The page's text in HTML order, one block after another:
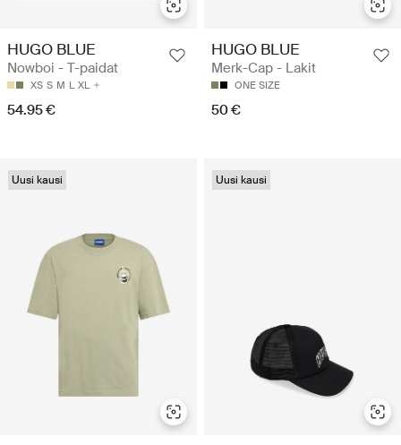
HUGO BLUE
Nowboi - T-paidat
XS S M L XL
54.95 €
HUGO BLUE
Merk-Cap - Lakit
ONE SIZE
50 €
Uusi kausi Uusi kausi